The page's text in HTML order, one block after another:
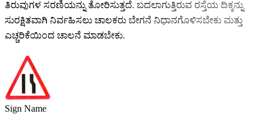
ತಿರುವುಗಳ ಸರಣಿಯನ್ನು ತೋರಿಸುತ್ತದೆ. ಬದಲಾಗುತ್ತಿರುವ ರಸ್ತೆಯ ದಿಕ್ಕನ್ನು
ಸುರಕ್ಷಿತವಾಗಿ ನಿರ್ವಹಿಸಲು ಚಾಲಕರು ಬೇಗನೆ ನಿಧಾನಗೊಳಿಸಬೇಕು ಮತ್ತು
ಎಚ್ಚರಿಕೆಯಿಂದ ಚಾಲನೆ ಮಾಡಬೇಕು.
Sign Name